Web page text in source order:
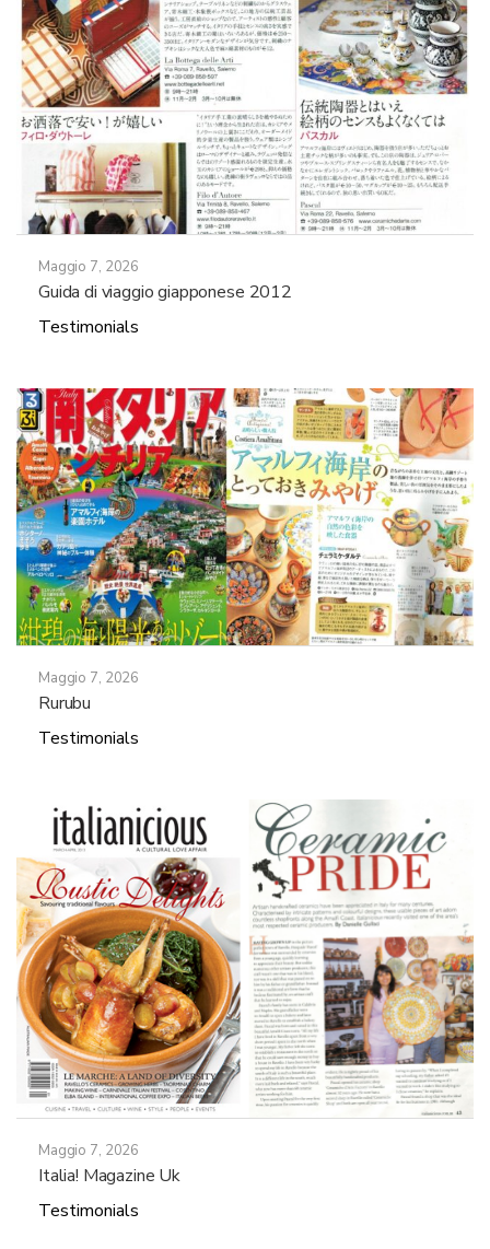
Maggio 7, 2026
Guida di viaggio giapponese 2012
Testimonials
Maggio 7, 2026
Rurubu
Testimonials
Maggio 7, 2026
Italia! Magazine Uk
Testimonials